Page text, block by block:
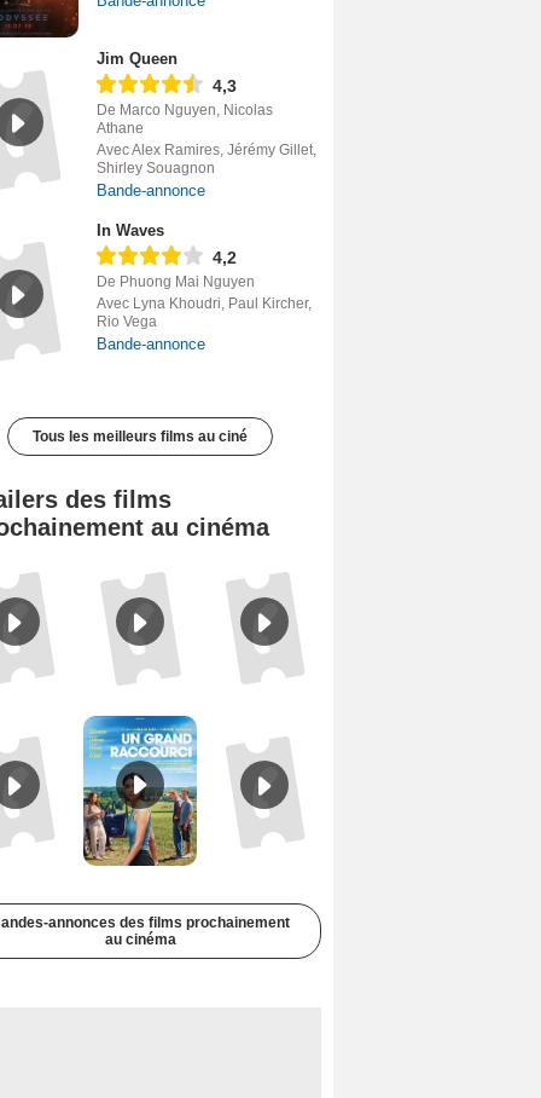
Jim Queen
4,3
De Marco Nguyen, Nicolas
Athane
Avec Alex Ramires, Jérémy Gillet,
Shirley Souagnon
Bande-annonce
In Waves
4,2
De Phuong Mai Nguyen
Avec Lyna Khoudri, Paul Kircher,
Rio Vega
Bande-annonce
Tous les meilleurs films au ciné
des films
au cinéma
Tombé du ciel Bande-annonce VF La fin d’Oak Street Bande-annonce VO STFR
annonces des films prochainement
au cinéma